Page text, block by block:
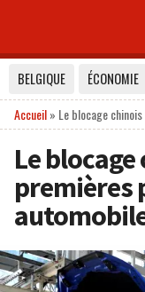
BELGIQUE ÉCONOMIE
Accueil» Le blocage
Le
premières